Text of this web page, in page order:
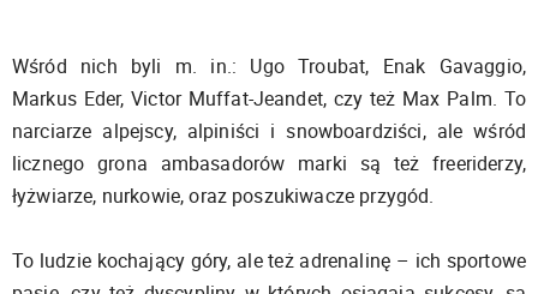
Wśród nich byli m. in.: Ugo Troubat, Enak Gavaggio,
Markus Eder, Victor Muffat-Jeandet, czy też Max Palm. To
narciarze alpejscy, alpiniści i snowboardziści, ale wśród
licznego grona ambasadorów marki są też freeriderzy,
łyżwiarze, nurkowie, oraz poszukiwacze przygód.
To ludzie kochający góry, ale też adrenalinę – ich sportowe